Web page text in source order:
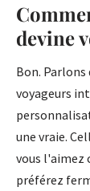
devine
Bon. Parlons
voyageurs
une vraie.
vous l'aimez
préférez